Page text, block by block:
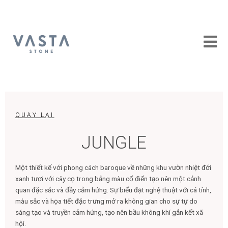
QUAY LẠI
JUNGLE
Một thiết kế với phong cách baroque về những khu vườn nhiệt đới
xanh tươi với cây cọ trong bảng màu cổ điển tạo nên một cảnh
quan đặc sắc và đầy cảm hứng. Sự biểu đạt nghệ thuật với cá tính,
màu sắc và họa tiết đặc trưng mở ra không gian cho sự tự do
sáng tạo và truyền cảm hứng, tạo nên bầu không khí gắn kết xã
hội.